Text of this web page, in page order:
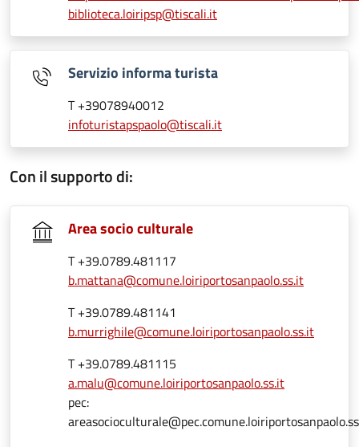
biblioteca.loiripsp@tiscali.it
Servizio informa turista
T +39078940012
infoturistapspaolo@tiscali.it
Con il supporto di:
Area socio culturale
T +39.0789.481117
b.mattana@comune.loiriportosanpaolo.ss.it
T +39.0789.481141
b.murrighile@comune.loiriportosanpaolo.ss.it
T +39.0789.481115
a.malu@comune.loiriportosanpaolo.ss.it
pec: